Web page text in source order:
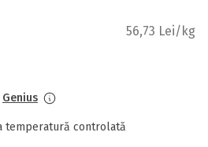
56,73 Lei/kg
Genius
temperatură controlată